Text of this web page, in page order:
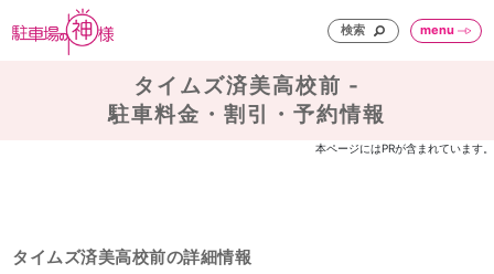
検索 menu
タイムズ済美高校前 -
駐車料金・割引・予約情報
本ページにはPRが含まれています。
タイムズ済美高校前の詳細情報